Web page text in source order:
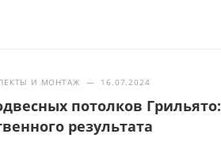
И МОНТАЖ — 16.07.2024
потолков
результата